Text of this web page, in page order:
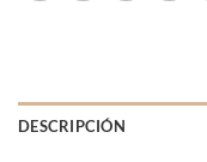
DESCRIPCIÓN